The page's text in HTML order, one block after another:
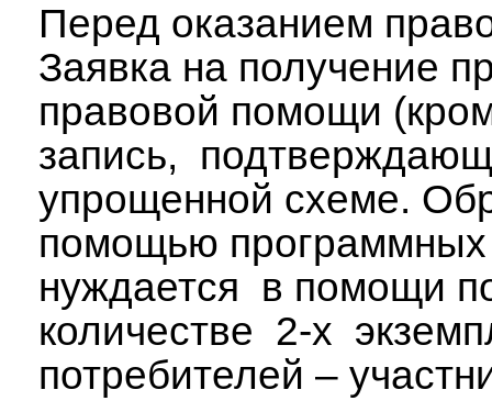
Перед оказанием
Заявка на получение
правовой помощи
запись,
упрощенной схеме.
помощью программных
нуждается в помощи
количестве 2-х
потребителей –